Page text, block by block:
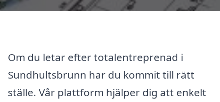
Om du letar efter totalentreprenad i
Sundhultsbrunn har du kommit till rätt
ställe. Vår plattform hjälper dig att enkelt